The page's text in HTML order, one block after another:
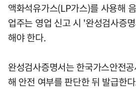
액화석유가스(LP가스)를 사용해
업주는 영업 신고 시 '완성검사증
해야 한다.
완성검사증명서는 한국가스안전
해 안전 여부를 판단한 뒤 발급한